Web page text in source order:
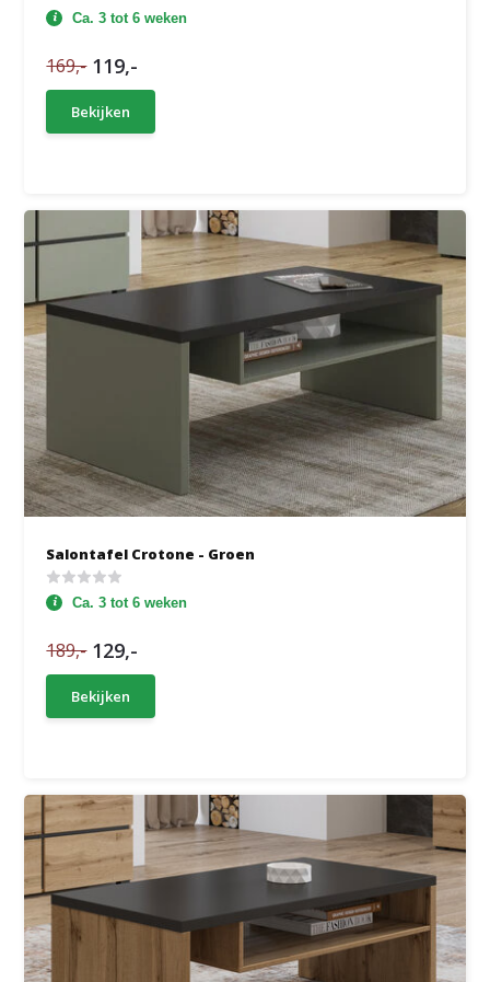
Ca. 3 tot 6 weken
169,- 119,-
Bekijken
Salontafel Crotone - Groen
Ca. 3 tot 6 weken
189,- 129,-
Bekijken